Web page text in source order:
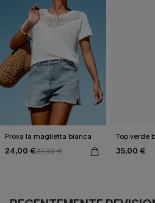
Prova la maglietta bianca
24,00 €27,00 €
Top verde
35,00 €